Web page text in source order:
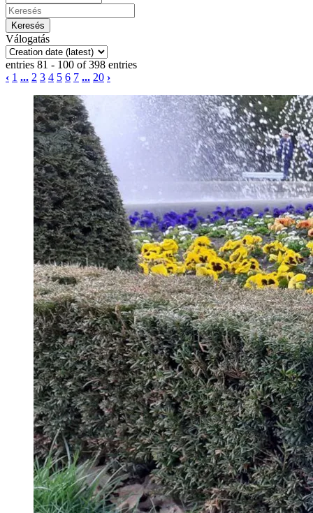
Válogatás
entries 81 - 100 of 398 entries
‹ 1 ... 2 3 4 5 6 7 ... 20 ›